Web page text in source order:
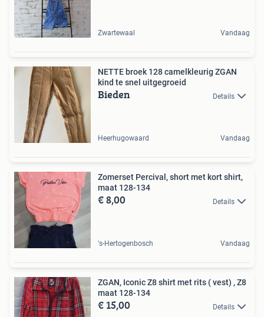
Zwartewaal Vandaag
NETTE broek 128 camelkleurig ZGAN
kind te snel uitgegroeid
Bieden Details
Heerhugowaard Vandaag
Zomerset Percival, short met kort shirt,
maat 128-134
€ 8,00 Details
's-Hertogenbosch Vandaag
ZGAN, Iconic Z8 shirt met rits ( vest) , Z8
maat 128-134
€ 15,00 Details